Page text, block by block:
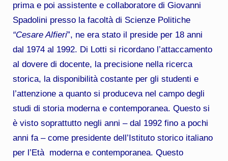
prima e poi assistente e collaboratore di Giovanni
Spadolini presso la facoltà di Scienze Politiche
“Cesare Alfieri”, ne era stato il preside per 18 anni
dal 1974 al 1992. Di Lotti si ricordano l’attaccamento
al dovere di docente, la precisione nella ricerca
storica, la disponibilità costante per gli studenti e
l’attenzione a quanto si produceva nel campo degli
studi di storia moderna e contemporanea. Questo si
è visto soprattutto negli anni – dal 1992 fino a pochi
anni fa – come presidente dell’Istituto storico italiano
per l’Età moderna e contemporanea. Questo